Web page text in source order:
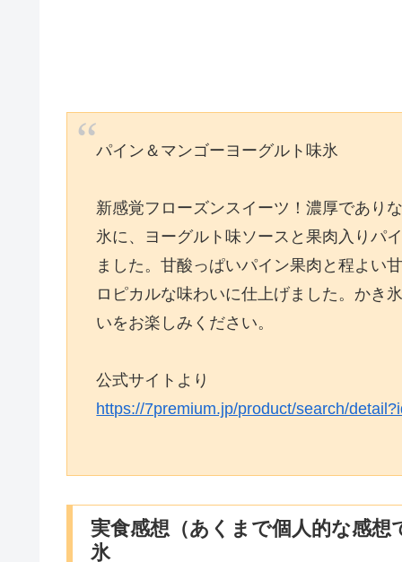
パイン＆マンゴーヨーグルト味氷
新感覚フローズンスイーツ！濃厚であり
氷に、ヨーグルト味ソースと果肉入りパ
ました。甘酸っぱいパイン果肉と程よい
ロピカルな味わいに仕上げました。かき
いをお楽しみください。
公式サイトより
https://7premium.jp/product/search/
実食感想（あくまで個人的な感
氷